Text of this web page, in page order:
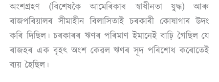
অংশগ্ৰহণ (বিশেষকৈ আমেৰিকাৰ স্বাধীনতা যুদ্ধ) আৰু
ৰাজপৰিয়ালৰ সীমাহীন বিলাসিতাই চৰকাৰী কোষাগাৰ উদং
কৰি দিছিল। চৰকাৰৰ ঋণৰ পৰিমাণ ইমানেই বাঢ়ি গৈছিল যে
ৰাজহৰ এক বৃহৎ অংশ কেৱল ঋণৰ সূদ পৰিশোধ কৰোতেই
ব্যয় হৈছিল।